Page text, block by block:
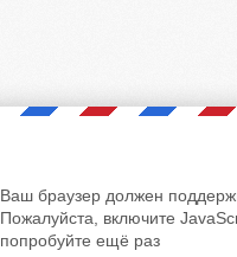
Ваш браузер должен
Пожалуйста, включите
попробуйте ещё раз